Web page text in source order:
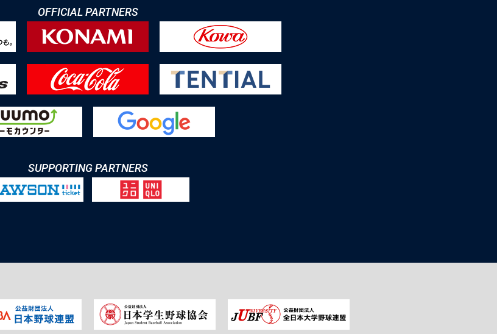
OFFICIAL PARTNERS
SUPPORTING PARTNERS